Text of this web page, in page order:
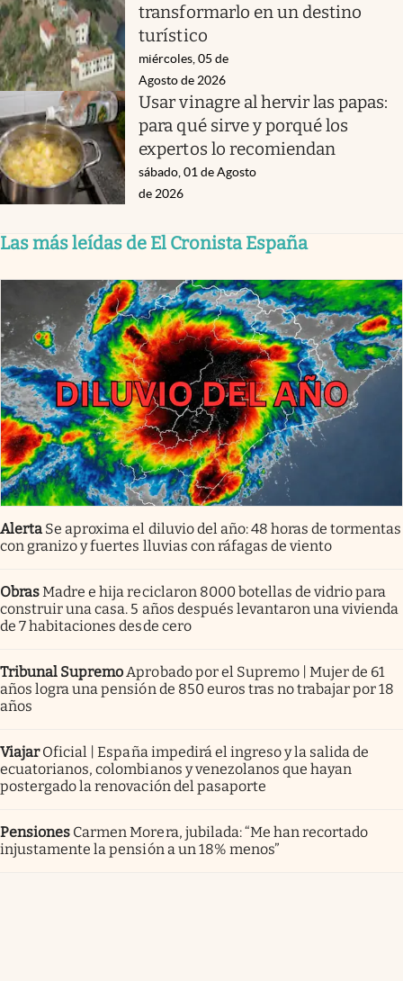
transformarlo en un destino
turístico
miércoles, 05 de
Agosto de 2026
Usar vinagre al hervir las papas:
para qué sirve y porqué los
expertos lo recomiendan
sábado, 01 de Agosto
de 2026
Las más leídas de El Cronista España
Alerta Se aproxima el diluvio del año: 48 horas de tormentas
con granizo y fuertes lluvias con ráfagas de viento
ObrasMadre e hija reciclaron 8000 botellas de vidrio para
construir una casa. 5 años después levantaron una vivienda
de 7 habitaciones desde cero
Tribunal Supremo Aprobado por el Supremo | Mujer de 61
años logra una pensión de 850 euros tras no trabajar por 18
años
Viajar Oficial | España impedirá el ingreso y la salida de
ecuatorianos, colombianos y venezolanos que hayan
postergado la renovación del pasaporte
Pensiones Carmen Morera, jubilada: “Me han recortado
injustamente la pensión a un 18% menos”